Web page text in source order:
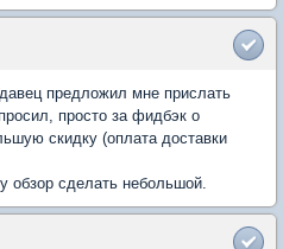
предложил мне прислать
просто за фидбэк о
скидку (оплата доставки
обзор сделать небольшой.